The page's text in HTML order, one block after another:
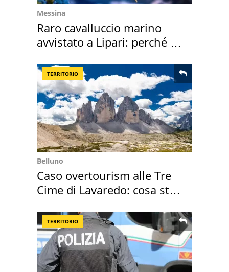
Messina
Raro cavalluccio marino
avvistato a Lipari: perché è
TERRITORIO
Belluno
Caso overtourism alle Tre
Cime di Lavaredo: cosa sta
TERRITORIO